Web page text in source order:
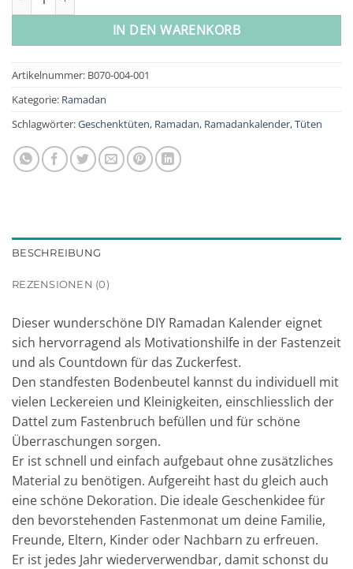
IN DEN WARENKORB
Artikelnummer: B070-004-001
Kategorie: Ramadan
Schlagwörter:Geschenktüten, Ramadan, Ramadankalender,Tüten
BESCHREIBUNG
REZENSIONEN (0)
Dieser wunderschöne DIY Ramadan Kalender eignet
sich hervorragend als Motivationshilfe in der Fastenzeit
und als Countdown für das Zuckerfest.
Den standfesten Bodenbeutel kannst du individuell mit
vielen Leckereien und Kleinigkeiten, einschliesslich der
Dattel zum Fastenbruch befüllen und für schöne
Überraschungen sorgen.
Er ist schnell und einfach aufgebaut ohne zusätzliches
Material zu benötigen. Aufgereiht hast du gleich auch
eine schöne Dekoration. Die ideale Geschenkidee für
den bevorstehenden Fastenmonat um deine Familie,
Freunde, Eltern, Kinder oder Nachbarn zu erfreuen.
Er ist jedes Jahr wiederverwendbar, damit schonst du